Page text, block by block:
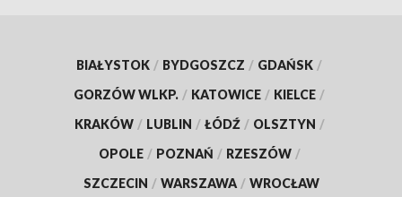
BIAŁYSTOK / BYDGOSZCZ / GDAŃSK /
GORZÓW WLKP. / KATOWICE / KIELCE /
KRAKÓW / LUBLIN / ŁÓDŹ / OLSZTYN /
OPOLE / POZNAŃ / RZESZÓW /
SZCZECIN / WARSZAWA / WROCŁAW